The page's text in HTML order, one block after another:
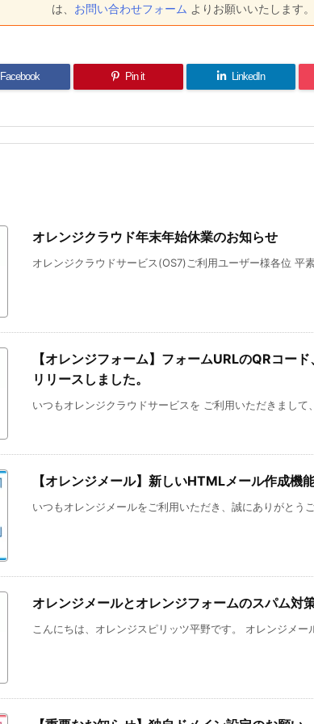
は、 お問い合わせフォーム よりお願いいたします。
Facebook Pin it LinkedIn
オレンジクラウド年末年始休業のお知らせ
オレンジクラウドサービス(OS7)ご利用ユーザー様各位 平
【オレンジフォーム】フォームURLのQRコー
リリースしました。
いつもオレンジクラウドサービスを ご利用いただきまし
【オレンジメール】新しいHTMLメール作成機
いつもオレンジメールをご利用いただき、誠にありがとう
オレンジメールとオレンジフォームのスパム対
こんにちは、オレンジスピリッツ平野です。 オレンジメ